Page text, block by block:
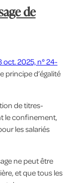
de
oct. 2025, n° 24-
principe d’égalité
de titres-
le confinement,
les salariés
ne peut être
et que tous les